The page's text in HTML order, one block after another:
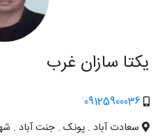
یکتا سازان غرب
09125900036
سعادت آباد . پونک . جنت آباد .